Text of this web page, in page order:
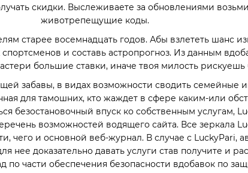
скидки. Выслеживаете за обновлениями
животрепещущие коды.
старее восемнадцать годов. Абы взлететь шанс
и составь астропрогноз. Из данным
большие ставки, иначе твоя милость рискуешь
забавы, в видах возможности сводить семейные
для тамошних, кто жаждет в сфере каким-или
безостановочный впуск ко собственным услугам,
возможностей водящего сайта. Все зеркала
чего и основной веб-журнал. В случае с
нее доказательно давать услуги став получите и
по части обеспечения безопасности вдобавок по